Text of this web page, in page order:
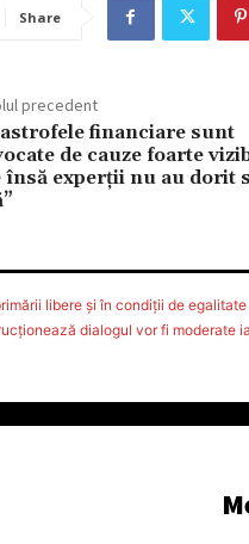
Share
precedent
financiare sunt
de cauze foarte
însă experții nu au dorit
libere şi în condiţii de
dialogul vor fi moderate